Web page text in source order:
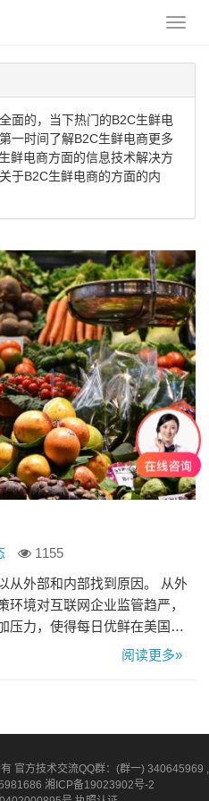
面的，当下热门的B2C生鲜电
一时间了解B2C生鲜电商更多
鲜电商方面的信息技术解决方
于B2C生鲜电商的方面的内
1155
从外部和内部找到原因。 从外
境对互联网企业监管趋严，
压力，使得每日优鲜在美国资
一方面则是国内生鲜零售竞争
阅读更多»
官方技术交流QQ群：(群一) 340645969 ,
湘ICP备19023902号-2